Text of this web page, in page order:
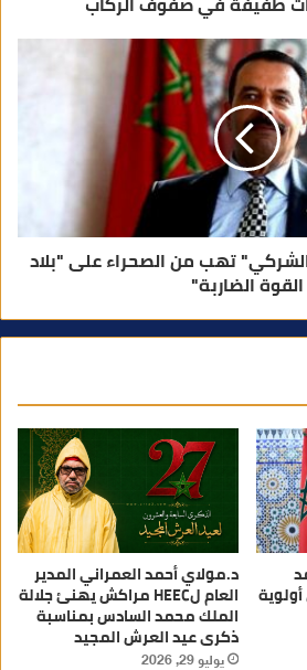
تهب من الصحراء على "بلاد
القوة الضاربة"
د.مولاي أحمد العمراني المدير
العام لHEEC مراكش يهنئ جلالة
الملك محمد السادس بمناسبة
ذكرى عيد العرش المجيد
يوليو 29, 2026